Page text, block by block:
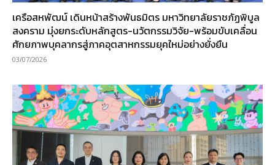
เครือสหพัฒน์ เดินหน้าสร้างพันธมิตร มหาวิทยาลัยราชภัฏพิบูล
สงคราม มุ่งยกระดับหลักสูตร-นวัตกรรมวิจัย-พร้อมขับเคลื่อน
ศักยภาพบุคลากรสู่ภาคอุตสาหกรรมยุคใหม่อย่างยั่งยืน
03/07/2026